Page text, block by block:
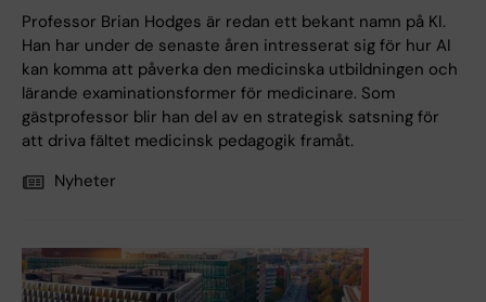
Professor Brian Hodges är redan ett bekant namn på KI.
Han har under de senaste åren intresserat sig för hur AI
kan komma att påverka den medicinska utbildningen och
lärande examinationsformer för medicinare. Som
gästprofessor blir han del av en strategisk satsning för
att driva fältet medicinsk pedagogik framåt.
Nyheter